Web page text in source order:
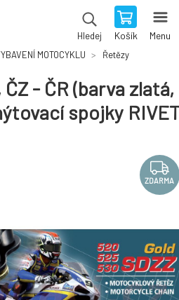
Hledej Košík Menu
MOTOCYKLU Řetězy
- ČR (barva zlatá,
spojky
ZDARMA